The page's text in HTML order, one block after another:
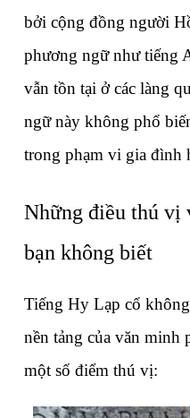
bởi cộng đồng người
phương ngữ như tiếng
vẫn tồn tại ở các làng
ngữ này không phổ
trong phạm vi gia đình
Những điều thú vị
bạn không biết
Tiếng Hy Lạp cổ
nền tảng của văn minh
một số điểm thú vị: